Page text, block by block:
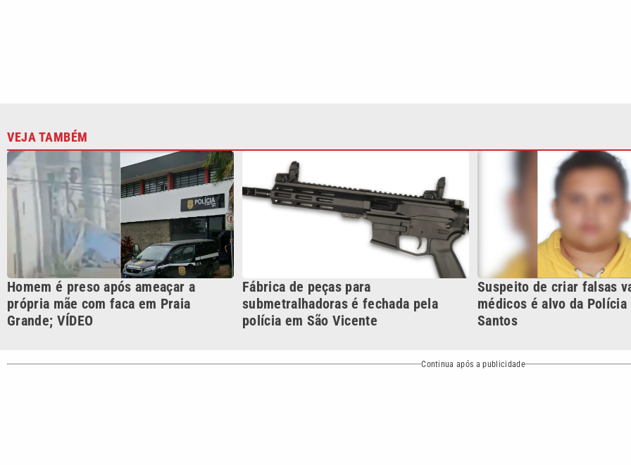
própria mãe com faca em Praia
Grande; VÍDEO
Continua após a publicidade
VTV é afiliada do SBT na
Região Metropolitana de
Campinas e Baixada
CATEGORIAS
Mundo
Polícia Política Variedades